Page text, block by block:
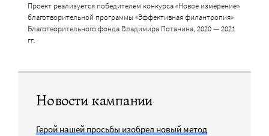
Проект реализуется победителем конкурса «Новое измерение»
благотворительной программы «Эффективная филантропия»
Благотворительного фонда Владимира Потанина, 2020 — 2021
гг.
Новости кампании
Герой нашей просьбы изобрел новый метод